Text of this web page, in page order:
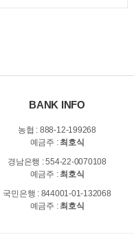
BANK INFO
농협 : 888-12-199268
예금주 : 최호식
경남은행 : 554-22-0070108
예금주 : 최호식
국민은행 : 844001-01-132068
예금주 : 최호식